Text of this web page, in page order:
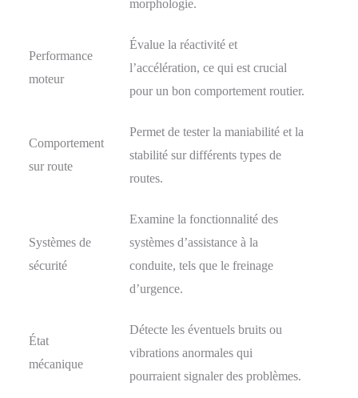
morphologie.
Performance
moteur
Évalue la réactivité et
l’accélération, ce qui est crucial
pour un bon comportement routier.
Comportement
sur route
Permet de tester la maniabilité et la
stabilité sur différents types de
routes.
Systèmes de
sécurité
Examine la fonctionnalité des
systèmes d’assistance à la
conduite, tels que le freinage
d’urgence.
État
mécanique
Détecte les éventuels bruits ou
vibrations anormales qui
pourraient signaler des problèmes.